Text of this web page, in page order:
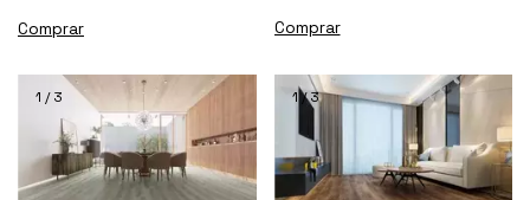
Comprar
1 /3 1/3